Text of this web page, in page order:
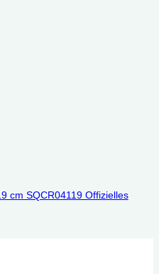
cm SQCR04119 Offizielles